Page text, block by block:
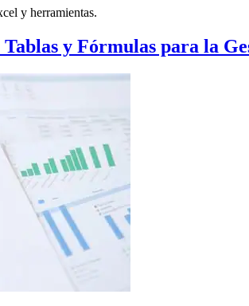
y herramientas.
y Fórmulas para la